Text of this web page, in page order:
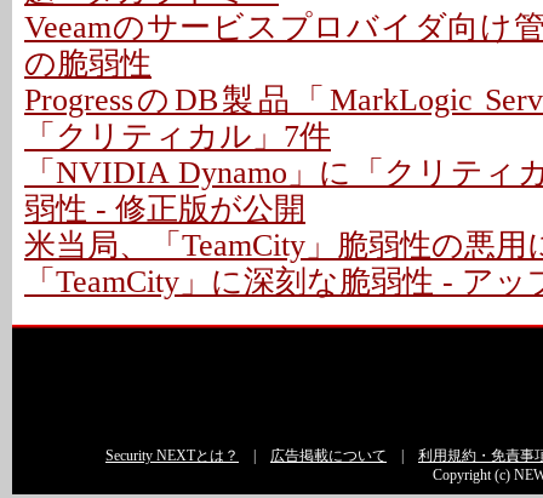
Veeamのサービスプロバイダ向け
の脆弱性
ProgressのDB製品「MarkLogic
「クリティカル」7件
「NVIDIA Dynamo」に「クリティ
弱性 - 修正版が公開
米当局、「TeamCity」脆弱性の悪用
「TeamCity」に深刻な脆弱性 - ア
Security NEXTとは？ 広告掲載について
利用規約・免責事
Copyright (c)